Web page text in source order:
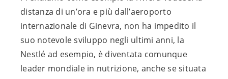
distanza di un’ora e più dall’aeroporto
internazionale di Ginevra, non ha impedito il
suo notevole sviluppo negli ultimi anni, la
Nestlé ad esempio, è diventata comunque
leader mondiale in nutrizione, anche se situata